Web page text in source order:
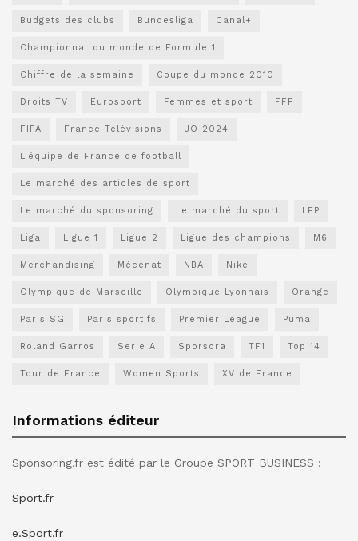
Budgets des clubs Bundesliga Canal+
Championnat du monde de Formule 1
Chiffre de la semaine Coupe du monde 2010
Droits TV Eurosport Femmes et sport FFF
FIFA France Télévisions JO 2024
L'équipe de France de football
Le marché des articles de sport
Le marché du sponsoring Le marché du sport LFP
Liga Ligue 1 Ligue 2 Ligue des champions M6
Merchandising Mécénat NBA Nike
Olympique de Marseille Olympique Lyonnais Orange
Paris SG Paris sportifs Premier League Puma
Roland Garros Serie A Sporsora TF1 Top 14
Tour de France Women Sports XV de France
Informations éditeur
Sponsoring.fr est édité par le Groupe SPORT BUSINESS :
Sport.fr
e.Sport.fr